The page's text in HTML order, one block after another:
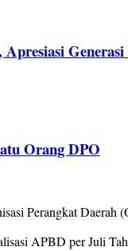
Orang DPO
Perangkat Daerah
APBD per Juli